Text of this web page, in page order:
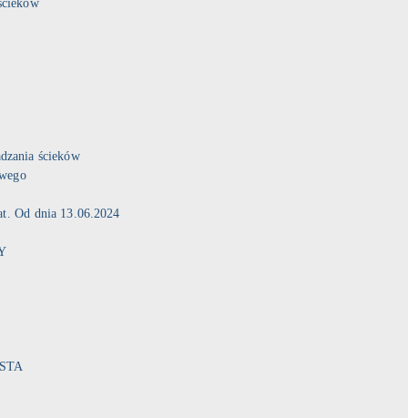
ścieków
Od dnia 13.06.2024